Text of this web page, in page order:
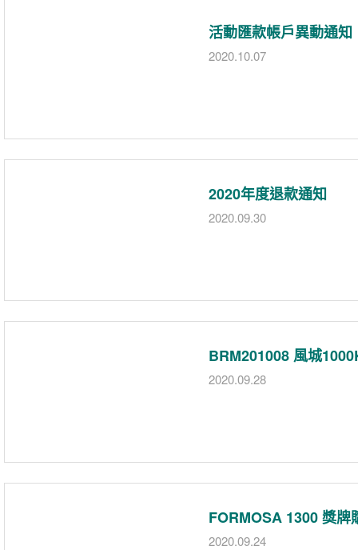
活動匯款帳戶異動通知
2020.10.07
2020年度退款通知
2020.09.30
BRM201008 風城
2020.09.28
FORMOSA 1300 獎牌
2020.09.24